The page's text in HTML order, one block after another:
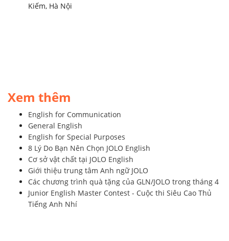
Kiếm, Hà Nội
Xem thêm
English for Communication
General English
English for Special Purposes
8 Lý Do Bạn Nên Chọn JOLO English
Cơ sở vật chất tại JOLO English
Giới thiệu trung tâm Anh ngữ JOLO
Các chương trình quà tặng của GLN/JOLO trong tháng 4
Junior English Master Contest - Cuộc thi Siêu Cao Thủ
Tiếng Anh Nhí